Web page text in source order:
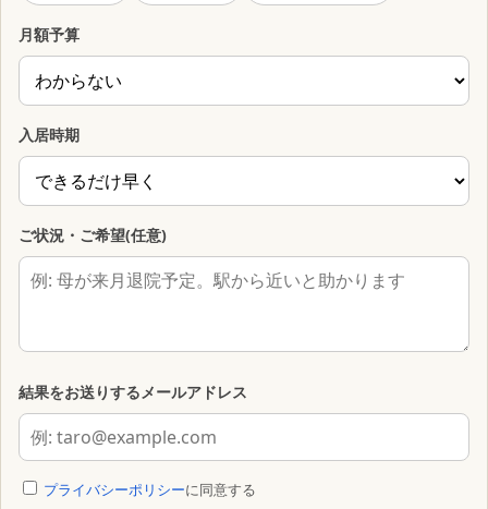
月額予算
入居時期
ご状況・ご希望(任意)
結果をお送りするメールアドレス
プライバシーポリシーに同意する